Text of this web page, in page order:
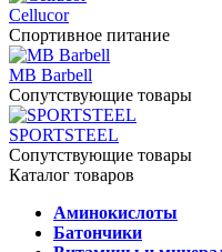
Cellucor
Спортивное питание
MB Barbell
Сопутствующие товары
SPORTSTEEL
Сопутствующие товары
Каталог товаров
Аминокислоты
Батончики